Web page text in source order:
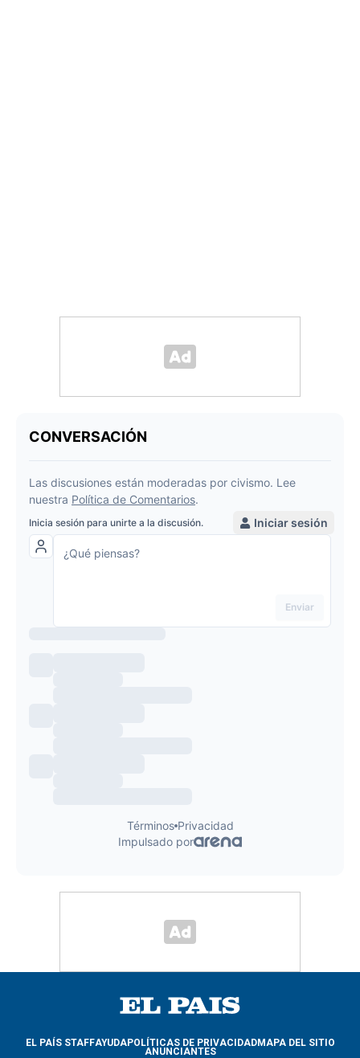
EL PAÍS STAFFAYUDAPOLÍTICAS DE PRIVACIDADMAPA DEL SITIO
ANUNCIANTES